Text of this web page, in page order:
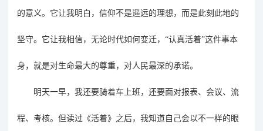
的意义。它让我明白，信仰不是遥远的理想，而是此刻此地的
坚守。它让我相信，无论时代如何变迁， “认真活着”这件事本
身，就是对生命最大的尊重，对人民最深的承诺。
明天一早，我还要骑着车 上班，还要面对报表、会议、流
程、考核。但读过《活着》之后，我知道自己会以不一样的眼